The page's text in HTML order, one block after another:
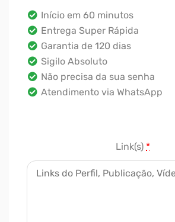
Início em 60 minutos
Entrega Super Rápida
Garantia de 120 dias
Sigilo Absoluto
Não precisa da sua senha
Atendimento via WhatsApp
Link(s) *